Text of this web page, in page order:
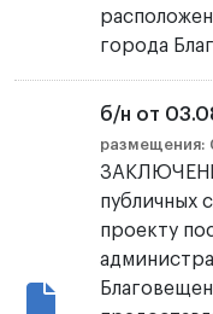
города
б/н от
размещения:
публичных
проекту